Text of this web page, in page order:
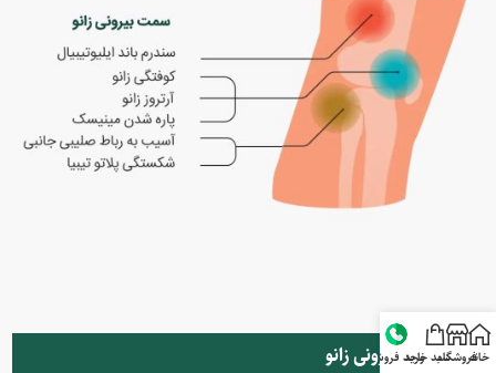
سمت بیرونی زانو خانهفروشگاهسبد خریدواحد فروش